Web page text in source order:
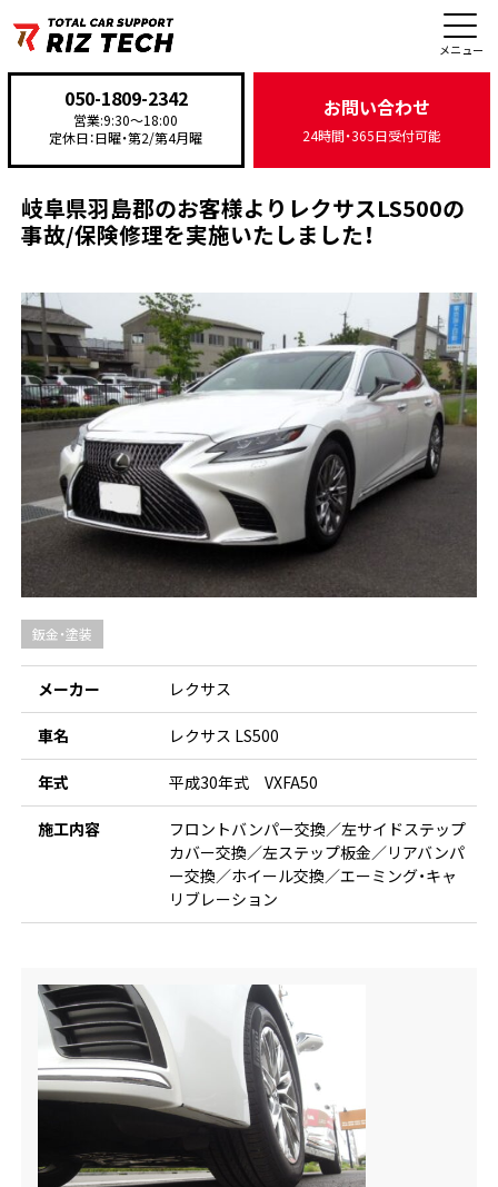
メニュー
050-1809-2342
営業:9:30〜18:00
定休日：日曜・第2/第4月曜
お問い合わせ
24時間・365日受付可能
施工事例>鈑金・塗装>岐阜県羽島郡のお客様よりレクサスLS500の事故/保険修理
岐阜県羽島郡のお客様よりレクサスLS500の
事故/保険修理を実施いたしました！
鈑金・塗装
メーカー レクサス
車名 レクサス LS500
年式 平成30年式 VXFA50
施工内容
フロントバンパー交換／左サイドステップ
カバー交換／左ステップ板金／リアバンパ
ー交換／ホイール交換／エーミング・キャ
リブレーション